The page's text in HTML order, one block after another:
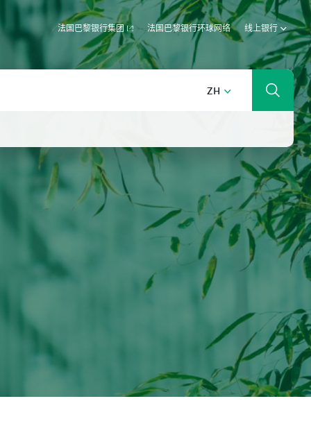
法国巴黎银行集团 法国巴黎银行环球网络 线上银行
ZH 中文 (中国) 搜索